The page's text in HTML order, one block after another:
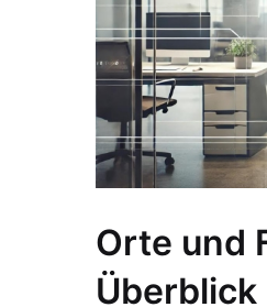
Orte und
Überblick